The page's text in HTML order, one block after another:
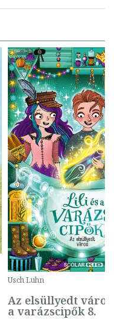
Usch Luhn
Az elsüllyedt
a varázscipők 8.